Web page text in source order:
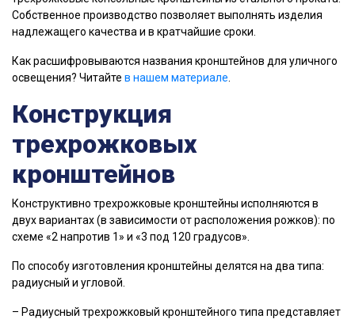
Собственное производство позволяет выполнять изделия
надлежащего качества и в кратчайшие сроки.
Как расшифровываются названия кронштейнов для уличного
освещения? Читайте в нашем материале
Конструкция
трехрожковых
кронштейнов
Конструктивно трехрожковые кронштейны исполняются в
двух вариантах (в зависимости от расположения рожков): по
схеме «2 напротив 1» и «3 под 120 градусов».
По способу изготовления кронштейны делятся на два типа:
радиусный и угловой.
– Радиусный трехрожковый кронштейного типа представляет